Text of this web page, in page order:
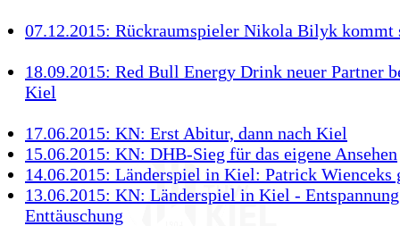
07.12.2015: Rückraumspieler Nikola Bilyk kommt
18.09.2015: Red Bull Energy Drink neuer Partner
Kiel
17.06.2015: KN: Erst Abitur, dann nach Kiel
15.06.2015: KN: DHB-Sieg für das eigene Ansehen
14.06.2015: Länderspiel in Kiel: Patrick Wienceks
13.06.2015: KN: Länderspiel in Kiel -
Enttäuschung